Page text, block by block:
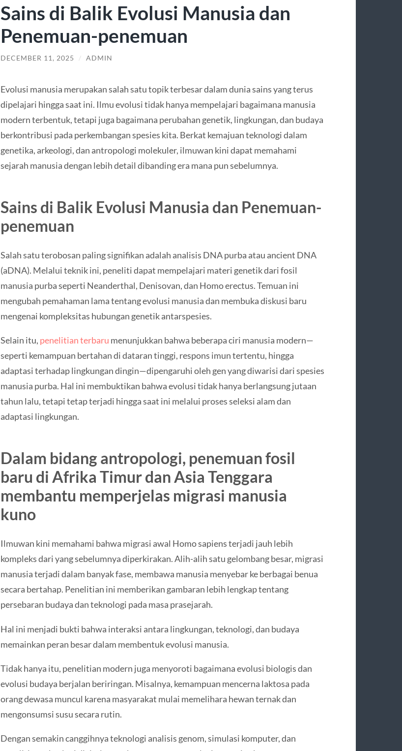
Sains di Balik Evolusi Manusia dan
Penemuan-penemuan
DECEMBER 11, 2025 / ADMIN
Evolusi manusia merupakan salah satu topik terbesar dalam dunia sains yang terus
dipelajari hingga saat ini. Ilmu evolusi tidak hanya mempelajari bagaimana manusia
modern terbentuk, tetapi juga bagaimana perubahan genetik, lingkungan, dan budaya
berkontribusi pada perkembangan spesies kita. Berkat kemajuan teknologi dalam
genetika, arkeologi, dan antropologi molekuler, ilmuwan kini dapat memahami
sejarah manusia dengan lebih detail dibanding era mana pun sebelumnya.
Sains di Balik Evolusi Manusia dan Penemuan-
penemuan
Salah satu terobosan paling signifikan adalah analisis DNA purba atau ancient DNA
(aDNA). Melalui teknik ini, peneliti dapat mempelajari materi genetik dari fosil
manusia purba seperti Neanderthal, Denisovan, dan Homo erectus. Temuan ini
mengubah pemahaman lama tentang evolusi manusia dan membuka diskusi baru
mengenai kompleksitas hubungan genetik antarspesies.
Selain itu, penelitian terbaru menunjukkan bahwa beberapa ciri manusia modern—
seperti kemampuan bertahan di dataran tinggi, respons imun tertentu, hingga
adaptasi terhadap lingkungan dingin—dipengaruhi oleh gen yang diwarisi dari spesies
manusia purba. Hal ini membuktikan bahwa evolusi tidak hanya berlangsung jutaan
tahun lalu, tetapi tetap terjadi hingga saat ini melalui proses seleksi alam dan
adaptasi lingkungan.
Dalam bidang antropologi, penemuan fosil
baru di Afrika Timur dan Asia Tenggara
membantu memperjelas migrasi manusia
kuno
Ilmuwan kini memahami bahwa migrasi awal Homo sapiens terjadi jauh lebih
kompleks dari yang sebelumnya diperkirakan. Alih-alih satu gelombang besar, migrasi
manusia terjadi dalam banyak fase, membawa manusia menyebar ke berbagai benua
secara bertahap. Penelitian ini memberikan gambaran lebih lengkap tentang
persebaran budaya dan teknologi pada masa prasejarah.
Hal ini menjadi bukti bahwa interaksi antara lingkungan, teknologi, dan budaya
memainkan peran besar dalam membentuk evolusi manusia.
Tidak hanya itu, penelitian modern juga menyoroti bagaimana evolusi biologis dan
evolusi budaya berjalan beriringan. Misalnya, kemampuan mencerna laktosa pada
orang dewasa muncul karena masyarakat mulai memelihara hewan ternak dan
mengonsumsi susu secara rutin.
Dengan semakin canggihnya teknologi analisis genom, simulasi komputer, dan